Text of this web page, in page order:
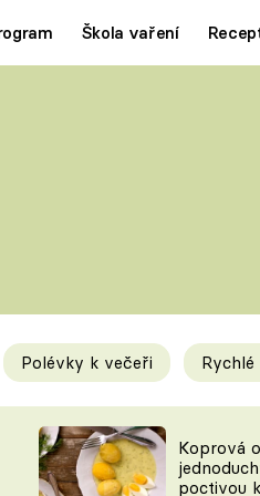
Škola vaření
Tipy a triky
KAM ZA JÍDLEM
Polévky k večeři
Koprová
poctivou